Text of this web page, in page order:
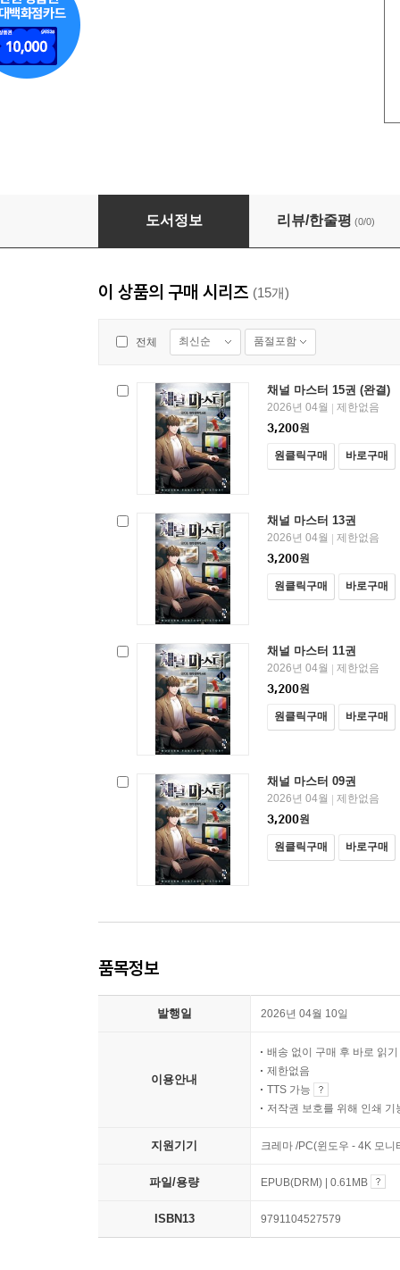
채널 마스터 05권
도서정보 리뷰/한줄평 (0/0)
이 상품의 구매 시리즈 (15개)
전체 최신순 품절포함
채널 마스터 15권 (완결)
2026년 04월 | 제한없음
3,200원
원클릭구매 바로구매
채널 마스터 13권
2026년 04월 | 제한없음
3,200원
원클릭구매 바로구매
채널 마스터 11권
2026년 04월 | 제한없음
3,200원
원클릭구매 바로구매
채널 마스터 09권
2026년 04월 | 제한없음
3,200원
원클릭구매 바로구매
품목정보
발행일 2026년 04월 10일
이용안내
배송 없이 구매 후 바로 읽기
제한없음
TTS 가능
저작권 보호를 위해 인쇄 기
지원기기 크레마 /PC(윈도우 - 4K 모
파일/용량 EPUB(DRM) | 0.61MB
ISBN13 9791104527579